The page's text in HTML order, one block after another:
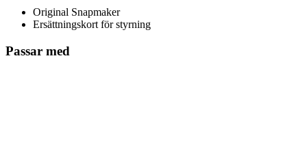
Original Snapmaker
Ersättningskort för styrning
Passar med